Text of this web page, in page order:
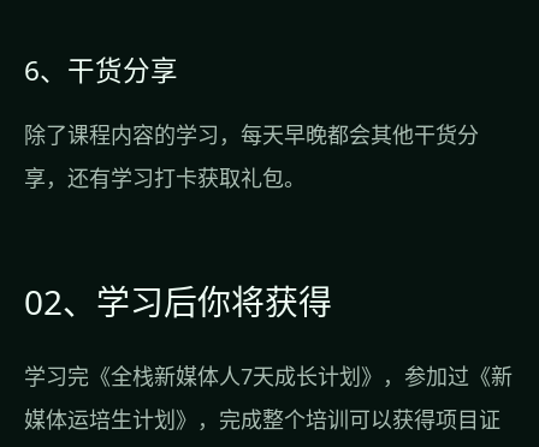
6、干货分享
除了课程内容的学习，每天早晚都会其他干货分
享，还有学习打卡获取礼包。
02、学习后你将获得
学习完 《全栈新媒体人7天成长计划》 ，参加过《新
媒体运培生计划》，完成整个培训可以获得项目证